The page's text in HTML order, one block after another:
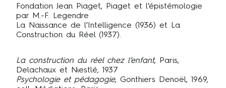
Fondation Jean Piaget, Piaget et l’épistémologie
par M.-F. Legendre
La Naissance de l’Intelligence (1936) et La
Construction du Réel (1937).
La construction du réel chez l’enfant, Paris,
Delachaux et Niestlé, 1937
Psychologie et pédagogie, Gonthiers Denoël, 1969,